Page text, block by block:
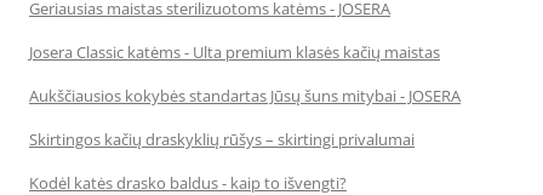
Geriausias maistas sterilizuotoms katėms - JOSERA
Josera Classic katėms - Ulta premium klasės kačių maistas
Aukščiausios kokybės standartas Jūsų šuns mitybai - JOSERA
Skirtingos kačių draskyklių rūšys – skirtingi privalumai
Kodėl katės drasko baldus - kaip to išvengti?